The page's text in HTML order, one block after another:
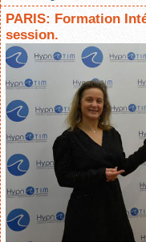
PARIS: Formation
session.